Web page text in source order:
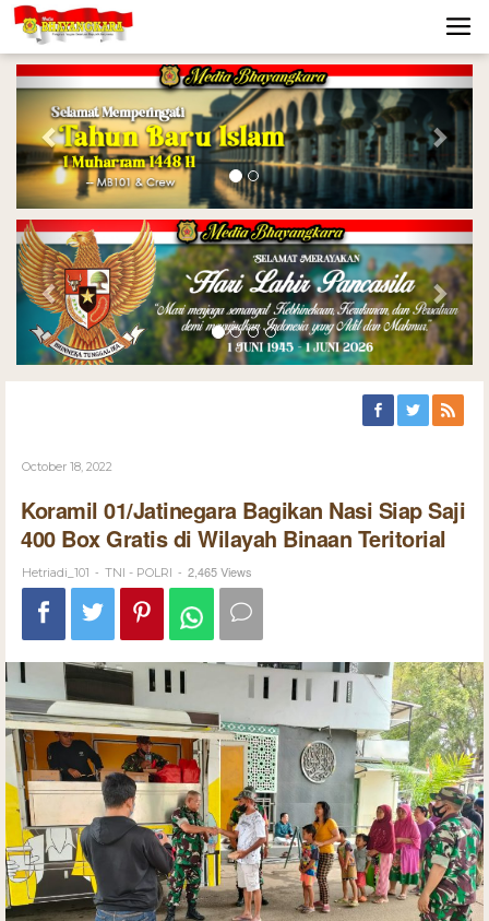
Previous Next
Previous Next
October 18, 2022
Koramil 01/Jatinegara Bagikan Nasi Siap Saji
400 Box Gratis di Wilayah Binaan Teritorial
Hetriadi_101 - TNI - POLRI - 2,465 Views